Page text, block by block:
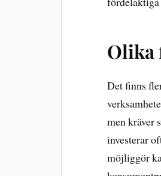
Olika
Det finns
men kräver
investerar
möjliggör